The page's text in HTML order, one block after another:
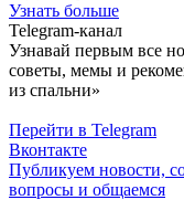
Узнать больше
Telegram-канал
Узнавай первым все
советы, мемы и
из спальни»
Перейти в Telegram
Вконтакте
Публикуем новости,
вопросы и общаемся